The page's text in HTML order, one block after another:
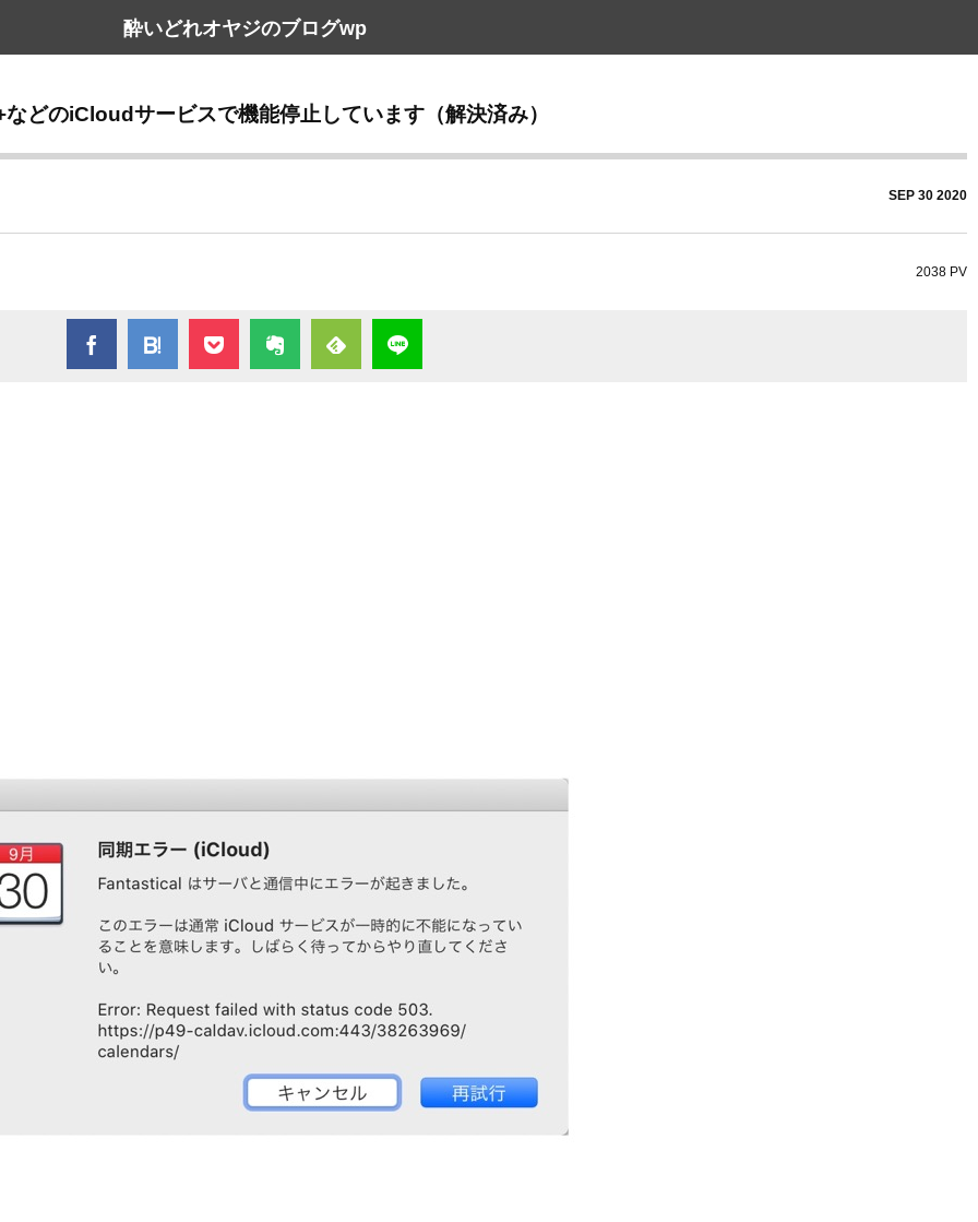
酔いどれオヤジのブログwp
のiCloudサービスで機能停止しています（解決済み）
SEP 30 2020
2038 PV